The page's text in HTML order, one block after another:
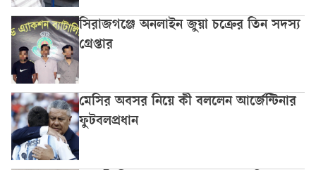
সিরাজগঞ্জে অনলাইন জুয়া চক্রের তিন সদস্য
গ্রেপ্তার
মেসির অবসর নিয়ে কী বললেন আর্জেন্টিনার
ফুটবলপ্রধান